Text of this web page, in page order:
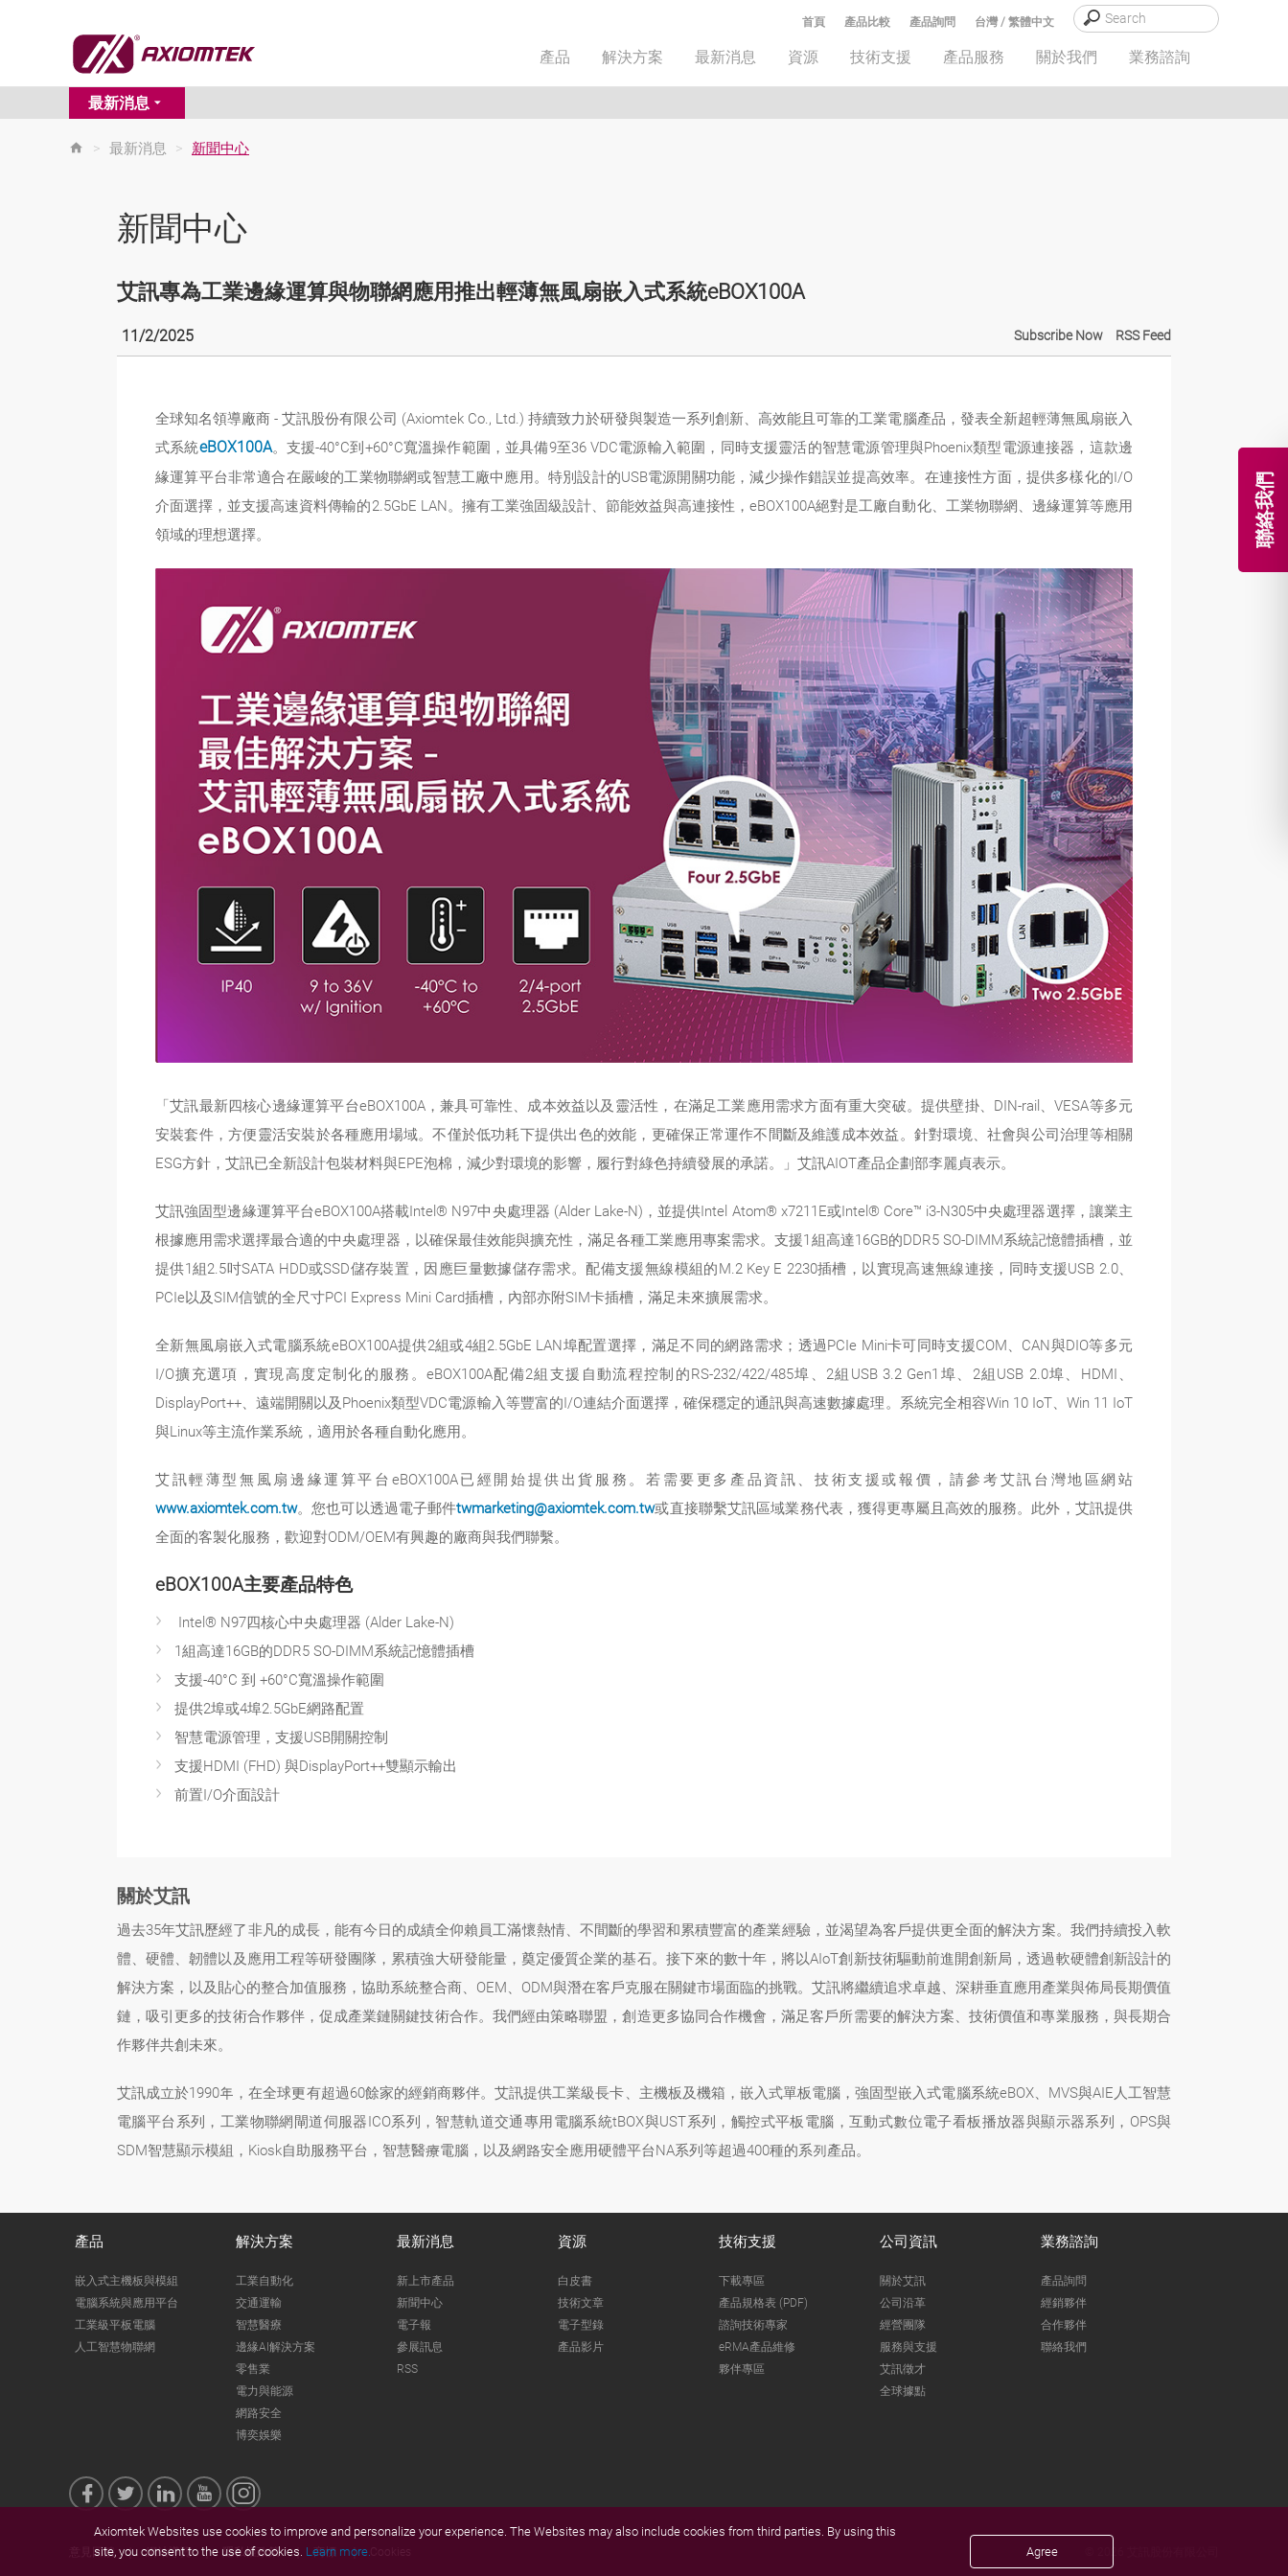
聯絡我們
台灣 / 繁體中文
產品詢問
產品比較
首頁
產品 解決方案 最新消息 資源 技術支援 產品服務 關於我們 業務諮詢
最新消息
> 最新消息 > 新聞中心
新聞中心
艾訊專為工業邊緣運算與物聯網應用推出輕薄無風扇嵌入式系統eBOX100A
11/2/2025 Subscribe Now RSS Feed
全球知名領導廠商 - 艾訊股份有限公司 (Axiomtek Co., Ltd.) 持續致力於研發與製造一系列創新、高效能且可靠的工業電腦產品，發表全新超輕薄無風扇嵌入
式系統eBOX100A。支援-40°C到+60°C寬溫操作範圍，並具備9至36 VDC電源輸入範圍，同時支援靈活的智慧電源管理與Phoenix類型電源連接器，這款邊
緣運算平台非常適合在嚴峻的工業物聯網或智慧工廠中應用。特別設計的USB電源開關功能，減少操作錯誤並提高效率。在連接性方面，提供多樣化的I/O
介面選擇，並支援高速資料傳輸的2.5GbE LAN。擁有工業強固級設計、節能效益與高連接性，eBOX100A絕對是工廠自動化、工業物聯網、邊緣運算等應用
領域的理想選擇。
「艾訊最新四核心邊緣運算平台eBOX100A，兼具可靠性、成本效益以及靈活性，在滿足工業應用需求方面有重大突破。提供壁掛、DIN-rail、VESA等多元
安裝套件，方便靈活安裝於各種應用場域。不僅於低功耗下提供出色的效能，更確保正常運作不間斷及維護成本效益。針對環境、社會與公司治理等相關
ESG方針，艾訊已全新設計包裝材料與EPE泡棉，減少對環境的影響，履行對綠色持續發展的承諾。」艾訊AIOT產品企劃部李麗貞表示。
艾訊強固型邊緣運算平台eBOX100A搭載Intel® N97中央處理器 (Alder Lake-N)，並提供Intel Atom® x7211E或Intel® Core™ i3-N305中央處理器選擇，讓業主
根據應用需求選擇最合適的中央處理器，以確保最佳效能與擴充性，滿足各種工業應用專案需求。支援1組高達16GB的DDR5 SO-DIMM系統記憶體插槽，並
提供1組2.5吋SATA HDD或SSD儲存裝置，因應巨量數據儲存需求。配備支援無線模組的M.2 Key E 2230插槽，以實現高速無線連接，同時支援USB 2.0、
PCIe以及SIM信號的全尺寸PCI Express Mini Card插槽，內部亦附SIM卡插槽，滿足未來擴展需求。
全新無風扇嵌入式電腦系統eBOX100A提供2組或4組2.5GbE LAN埠配置選擇，滿足不同的網路需求；透過PCIe Mini卡可同時支援COM、CAN與DIO等多元
I/O擴充選項，實現高度定制化的服務。eBOX100A配備2組支援自動流程控制的RS-232/422/485埠、2組USB 3.2 Gen1埠、2組USB 2.0埠、HDMI、
DisplayPort++、遠端開關以及Phoenix類型VDC電源輸入等豐富的I/O連結介面選擇，確保穩定的通訊與高速數據處理。系統完全相容Win 10 IoT、Win 11 IoT
與Linux等主流作業系統，適用於各種自動化應用。
艾訊輕薄型無風扇邊緣運算平台eBOX100A已經開始提供出貨服務。若需要更多產品資訊、技術支援或報價，請參考艾訊台灣地區網站
www.axiomtek.com.tw。您也可以透過電子郵件twmarketing@axiomtek.com.tw或直接聯繫艾訊區域業務代表，獲得更專屬且高效的服務。此外，艾訊提供
全面的客製化服務，歡迎對ODM/OEM有興趣的廠商與我們聯繫。
eBOX100A主要產品特色
Intel® N97四核心中央處理器 (Alder Lake-N)
1組高達16GB的DDR5 SO-DIMM系統記憶體插槽
支援-40°C 到 +60°C寬溫操作範圍
提供2埠或4埠2.5GbE網路配置
智慧電源管理，支援USB開關控制
支援HDMI (FHD) 與DisplayPort++雙顯示輸出
前置I/O介面設計
關於艾訊
過去35年艾訊歷經了非凡的成長，能有今日的成績全仰賴員工滿懷熱情、不間斷的學習和累積豐富的產業經驗，並渴望為客戶提供更全面的解決方案。我們持續投入軟
體、硬體、韌體以及應用工程等研發團隊，累積強大研發能量，奠定優質企業的基石。接下來的數十年，將以AIoT創新技術驅動前進開創新局，透過軟硬體創新設計的
解決方案，以及貼心的整合加值服務，協助系統整合商、OEM、ODM與潛在客戶克服在關鍵市場面臨的挑戰。艾訊將繼續追求卓越、深耕垂直應用產業與佈局長期價值
鏈，吸引更多的技術合作夥伴，促成產業鏈關鍵技術合作。我們經由策略聯盟，創造更多協同合作機會，滿足客戶所需要的解決方案、技術價值和專業服務，與長期合
作夥伴共創未來。
艾訊成立於1990年，在全球更有超過60餘家的經銷商夥伴。艾訊提供工業級長卡、主機板及機箱，嵌入式單板電腦，強固型嵌入式電腦系統eBOX、MVS與AIE人工智慧
電腦平台系列，工業物聯網閘道伺服器ICO系列，智慧軌道交通專用電腦系統tBOX與UST系列，觸控式平板電腦，互動式數位電子看板播放器與顯示器系列，OPS與
SDM智慧顯示模組，Kiosk自助服務平台，智慧醫療電腦，以及網路安全應用硬體平台NA系列等超過400種的系列產品。
產品
嵌入式主機板與模組
電腦系統與應用平台
工業級平板電腦
人工智慧物聯網
解決方案
工業自動化
交通運輸
智慧醫療
邊緣AI解決方案
零售業
電力與能源
網路安全
博奕娛樂
最新消息
新上市產品
新聞中心
電子報
參展訊息
RSS
資源
白皮書
技術文章
電子型錄
產品影片
技術支援
下載專區
產品規格表 (PDF)
諮詢技術專家
eRMA產品維修
夥伴專區
公司資訊
關於艾訊
公司沿革
經營團隊
服務與支援
艾訊徵才
全球據點
業務諮詢
產品詢問
經銷夥伴
合作夥伴
聯絡我們
意見回饋 網站導覽 隱私權政策 商標
Axiomtek Websites use cookies to improve and personalize your experience. The Websites may also include cookies from third parties. By using this
site, you consent to the use of cookies. Learn more. Agree